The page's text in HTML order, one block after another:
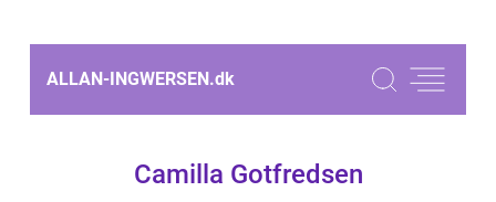
ALLAN-INGWERSEN.dk
Camilla Gotfredsen